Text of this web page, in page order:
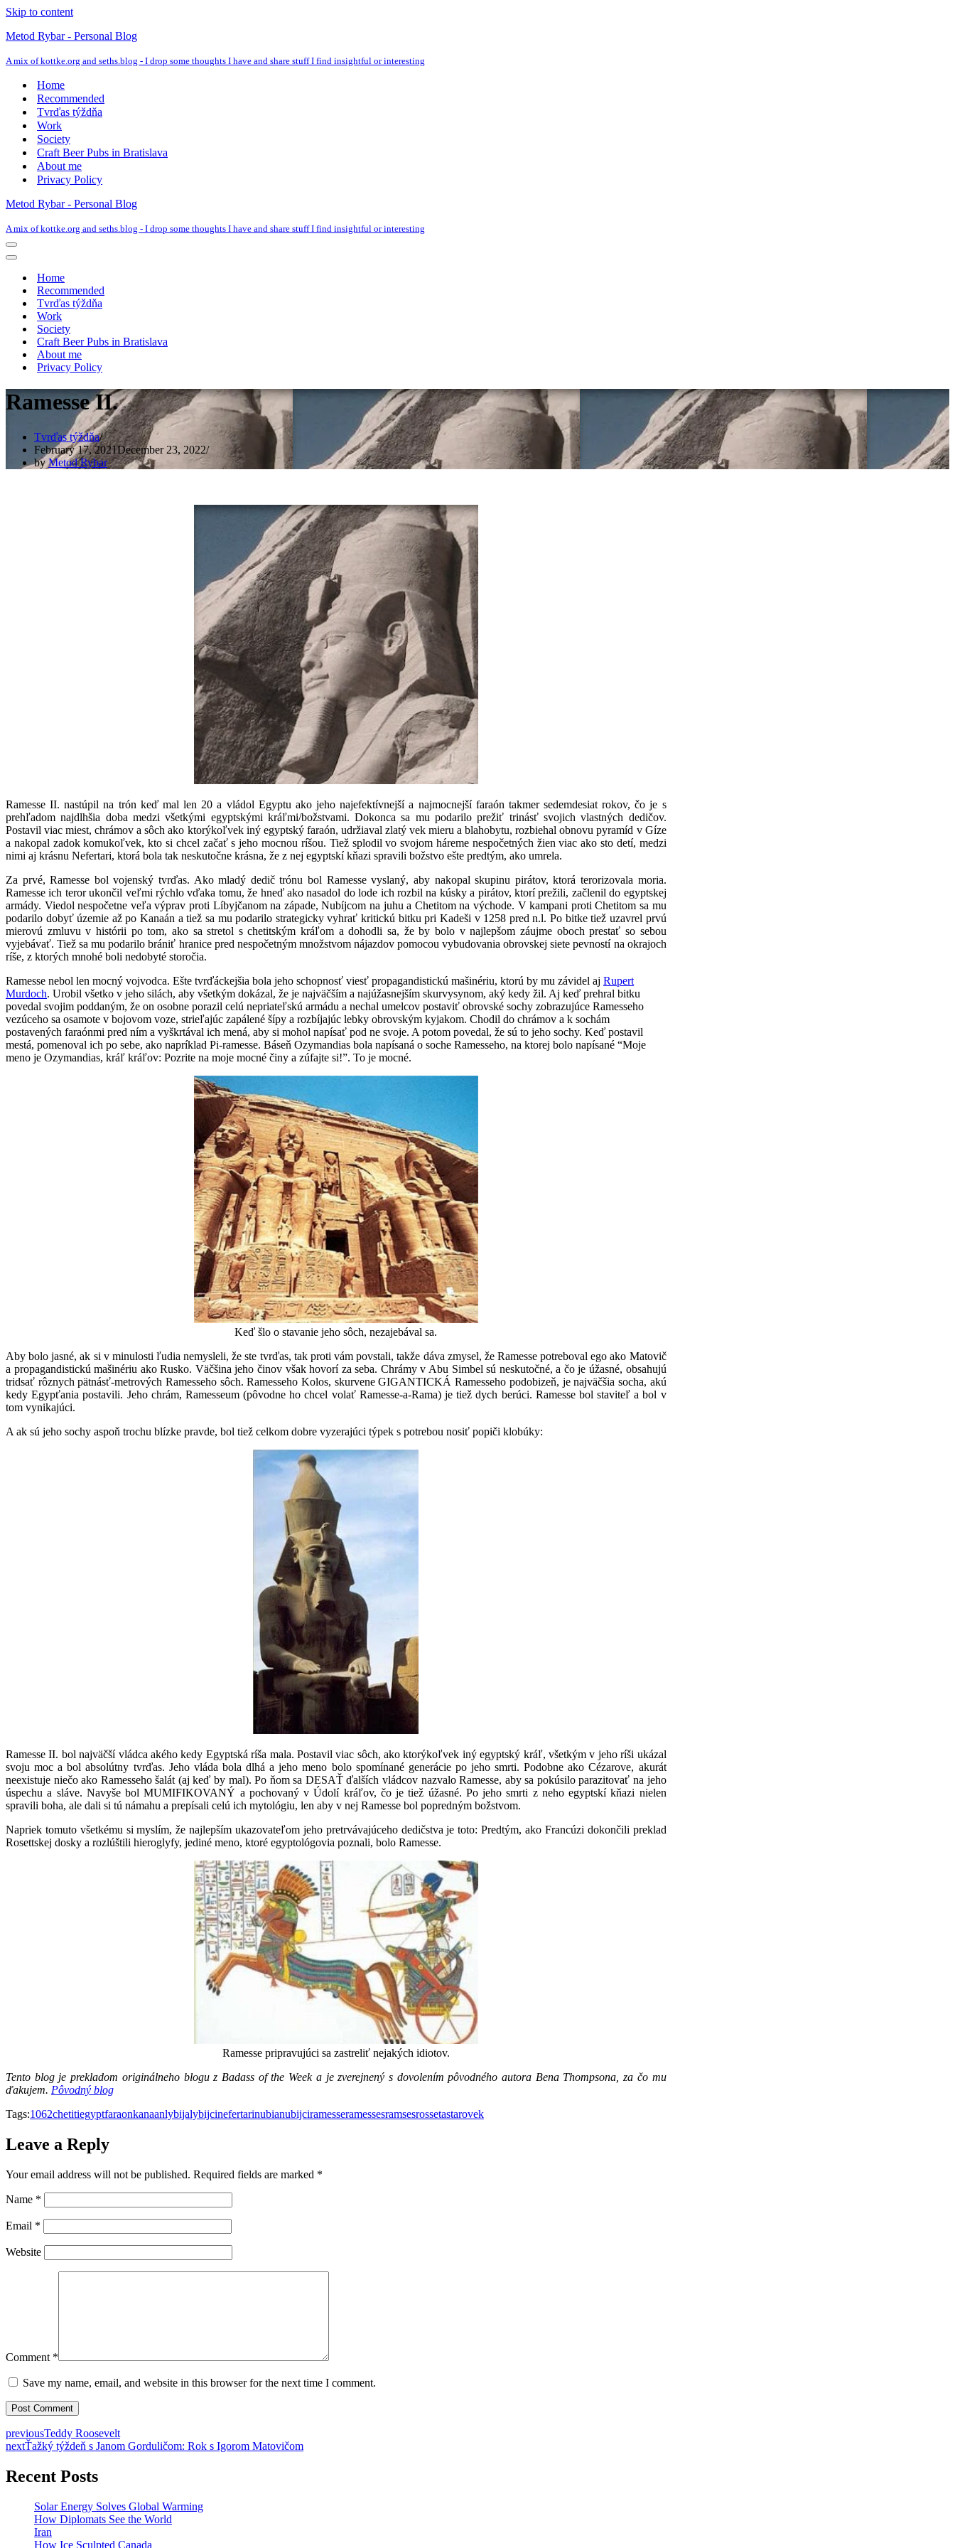
Skip to content
Metod Rybar - Personal Blog
A mix of kottke.org and seths.blog - I drop some thoughts I have and share stuff I find insightful or interesting
Home
Recommended
Tvrďas týždňa
Work
Society
Craft Beer Pubs in Bratislava
About me
Privacy Policy
Metod Rybar - Personal Blog
A mix of kottke.org and seths.blog - I drop some thoughts I have and share stuff I find insightful or interesting
Navigation
Menu
Navigation
Home
Recommended
Tvrďas týždňa
Work
Society
Craft Beer Pubs in Bratislava
About me
Privacy Policy
Ramesse II.
Tvrďas týždňa
February 17, 2021December 23, 2022
byMetod Rybar
Ramesse II. nastúpil na trón keď mal len 20 a vládol Egyptu ako jeho najefektívnejší a najmocnejší faraón takmer sedemdesiat rokov, čo je s
prehľadom najdlhšia doba medzi všetkými egyptskými kráľmi/božstvami. Dokonca sa mu podarilo prežiť trinásť svojich vlastných dedičov.
Postavil viac miest, chrámov a sôch ako ktorýkoľvek iný egyptský faraón, udržiaval zlatý vek mieru a blahobytu, rozbiehal obnovu pyramíd v Gíze
a nakopal zadok komukoľvek, kto si chcel začať s jeho mocnou ríšou. Tiež splodil vo svojom háreme nespočetných žien viac ako sto detí, medzi
nimi aj krásnu Nefertari, ktorá bola tak neskutočne krásna, že z nej egyptskí kňazi spravili božstvo ešte predtým, ako umrela.
Za prvé, Ramesse bol vojenský tvrďas. Ako mladý dedič trónu bol Ramesse vyslaný, aby nakopal skupinu pirátov, ktorá terorizovala moria.
Ramesse ich teror ukončil veľmi rýchlo vďaka tomu, že hneď ako nasadol do lode ich rozbil na kúsky a pirátov, ktorí prežili, začlenil do egyptskej
armády. Viedol nespočetne veľa výprav proti Líbyjčanom na západe, Nubíjcom na juhu a Chetitom na východe. V kampani proti Chetitom sa mu
podarilo dobyť územie až po Kanaán a tiež sa mu podarilo strategicky vyhrať kritickú bitku pri Kadeši v 1258 pred n.l. Po bitke tiež uzavrel prvú
mierovú zmluvu v histórii po tom, ako sa stretol s chetitským kráľom a dohodli sa, že by bolo v najlepšom záujme oboch prestať so sebou
vyjebávať. Tiež sa mu podarilo brániť hranice pred nespočetným množstvom nájazdov pomocou vybudovania obrovskej siete pevností na okrajoch
ríše, z ktorých mnohé boli nedobyté storočia.
Ramesse nebol len mocný vojvodca. Ešte tvrďáckejšia bola jeho schopnosť viesť propagandistickú mašinériu, ktorú by mu závidel aj Rupert
Murdoch. Urobil všetko v jeho silách, aby všetkým dokázal, že je najväčším a najúžasnejším skurvysynom, aký kedy žil. Aj keď prehral bitku
povedal svojim poddaným, že on osobne porazil celú nepriateľskú armádu a nechal umelcov postaviť obrovské sochy zobrazujúce Ramesseho
vezúceho sa osamote v bojovom voze, strieľajúc zapálené šípy a rozbíjajúc lebky obrovským kyjakom. Chodil do chrámov a k sochám
postavených faraónmi pred ním a vyškrtával ich mená, aby si mohol napísať pod ne svoje. A potom povedal, že sú to jeho sochy. Keď postavil
mestá, pomenoval ich po sebe, ako napríklad Pi-ramesse. Báseň Ozymandias bola napísaná o soche Ramesseho, na ktorej bolo napísané “Moje
meno je Ozymandias, kráľ kráľov: Pozrite na moje mocné činy a zúfajte si!”. To je mocné.
Keď šlo o stavanie jeho sôch, nezajebával sa.
Aby bolo jasné, ak si v minulosti ľudia nemysleli, že ste tvrďas, tak proti vám povstali, takže dáva zmysel, že Ramesse potreboval ego ako Matovič
a propagandistickú mašinériu ako Rusko. Väčšina jeho činov však hovorí za seba. Chrámy v Abu Simbel sú neskutočné, a čo je úžasné, obsahujú
tridsať rôznych pätnásť-metrových Ramesseho sôch. Ramesseho Kolos, skurvene GIGANTICKÁ Ramesseho podobizeň, je najväčšia socha, akú
kedy Egypťania postavili. Jeho chrám, Ramesseum (pôvodne ho chcel volať Ramesse-a-Rama) je tiež dych berúci. Ramesse bol staviteľ a bol v
tom vynikajúci.
A ak sú jeho sochy aspoň trochu blízke pravde, bol tiež celkom dobre vyzerajúci týpek s potrebou nosiť popiči klobúky:
Ramesse II. bol najväčší vládca akého kedy Egyptská ríša mala. Postavil viac sôch, ako ktorýkoľvek iný egyptský kráľ, všetkým v jeho ríši ukázal
svoju moc a bol absolútny tvrďas. Jeho vláda bola dlhá a jeho meno bolo spomínané generácie po jeho smrti. Podobne ako Cézarove, akurát
neexistuje niečo ako Ramesseho šalát (aj keď by mal). Po ňom sa DESAŤ ďalších vládcov nazvalo Ramesse, aby sa pokúsilo parazitovať na jeho
úspechu a sláve. Navyše bol MUMIFIKOVANÝ a pochovaný v Údolí kráľov, čo je tiež úžasné. Po jeho smrti z neho egyptskí kňazi nielen
spravili boha, ale dali si tú námahu a prepísali celú ich mytológiu, len aby v nej Ramesse bol popredným božstvom.
Napriek tomuto všetkému si myslím, že najlepším ukazovateľom jeho pretrvávajúceho dedičstva je toto: Predtým, ako Francúzi dokončili preklad
Rosettskej dosky a rozlúštili hieroglyfy, jediné meno, ktoré egyptológovia poznali, bolo Ramesse.
Ramesse pripravujúci sa zastreliť nejakých idiotov.
Tento blog je prekladom originálneho blogu z Badass of the Week a je zverejnený s dovolením pôvodného autora Bena Thompsona, za čo mu
ďakujem. Pôvodný blog
Tags:1062chetitiegyptfaraonkanaanlybijalybijcinefertarinubianubijciramesseramessesramsesrossetastarovek
Leave a Reply
Your email address will not be published. Required fields are marked *
Name *
Email *
Website
Comment *
Save my name, email, and website in this browser for the next time I comment.
previousTeddy Roosevelt
nextŤažký týždeň s Janom Gorduličom: Rok s Igorom Matovičom
Recent Posts
Solar Energy Solves Global Warming
How Diplomats See the World
Iran
How Ice Sculpted Canada